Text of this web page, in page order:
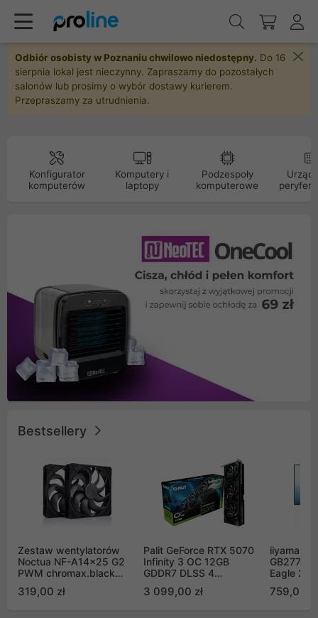
Odbiór osobisty w Poznaniu chwilowo niedostępny. Do 16
sierpnia lokal jest nieczynny. Zapraszamy do pozostałych
salonów lub prosimy o wybór dostawy kurierem.
Przepraszamy za utrudnienia.
Konfigurator
komputerów
Komputery i
laptopy
Podzespoły
komputerowe
Bestsellery
Zestaw wentylatorów
Noctua NF-A14x25 G2
PWM chromax.black
Push Pull (2szt)
319,00 zł
Palit GeForce RTX 5070
Infinity 3 OC 12GB
GDDR7 DLSS 4
GB2050S)
3 099,00 zł
iiyama G-
Eagle 27"
759,00 zł